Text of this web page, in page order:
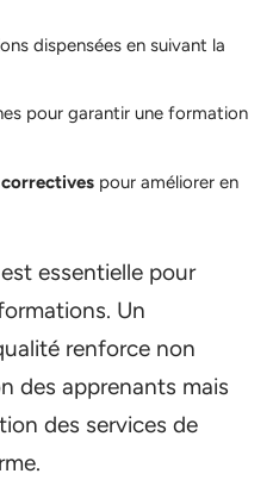
dispensées en suivant la
pour garantir une formation
pour améliorer en
essentielle pour
Un
renforce non
des apprenants mais
des services de